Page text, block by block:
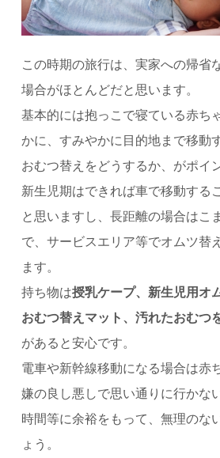
この時期の旅行は、実家への帰省
場合がほとんどだと思います。
基本的には抱っこで寝ている赤ち
かに、すみやかに目的地まで移動
おむつ替えをどうするか、がポイ
新生児期はできれば車で移動する
と思いますし、長距離の場合はこ
で、サービスエリア等でオムツ替
ます。
持ち物は授乳ケープ、新生児用オ
おむつ替えマット、汚れたおむつ
があると安心です。
電車や新幹線移動になる場合は赤
嫌の良し悪しで思い通りに行かな
時間等に余裕をもって、無理のな
ょう。